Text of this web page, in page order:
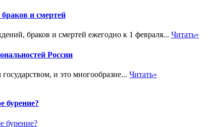
и смертей
браков и смертей ежегодно к 1 февраля... Читать»
России
и это многообразие... Читать»
бурение?